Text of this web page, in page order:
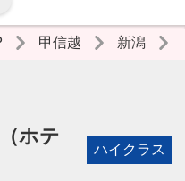
甲信越 新潟
ホテ
ハイクラス